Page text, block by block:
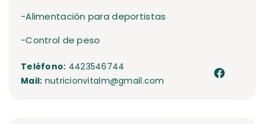
-Alimentación para deportistas
-Control de peso
Teléfono: 4423546744
Mail: nutricionvitalm@gmail.com